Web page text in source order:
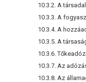
10.3.2. A
10.3.3. A
10.3.4. A
10.3.5. A
10.3.6.
10.3.7. Az
10.3.8. Az